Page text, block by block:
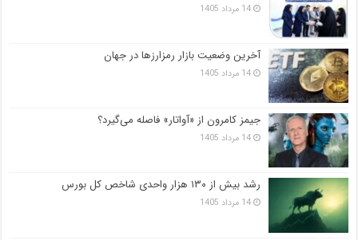
14 مرداد 1405
آخرین وضعیت بازار رمزارزها در جهان
14 مرداد 1405
جیمز کامرون از «آواتار» فاصله می‌گیرد؟
14 مرداد 1405
رشد بیش از ۱۳۰ هزار واحدی شاخص کل بورس
14 مرداد 1405